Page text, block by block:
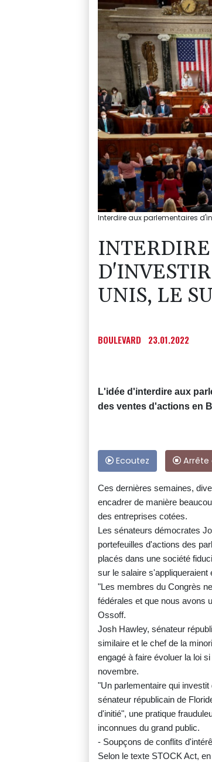
Interdire aux parlementaires
UNIS, LE
BOULEVARD 23.01.2022
L'idée d'interdire aux
des ventes d'actions en
Ecoutez
Ces dernières semaines,
encadrer de manière
des entreprises cotées.
Les sénateurs démocrates
portefeuilles d'actions des
placés dans une société
sur le salaire s'appliqueraient
"Les membres du Congrès
fédérales et que nous avons
Ossoff.
Josh Hawley, sénateur
similaire et le chef de la
engagé à faire évoluer la loi
novembre.
"Un parlementaire qui
sénateur républicain de
d'initié", une pratique
inconnues du grand public.
- Soupçons de conflits
Selon le texte STOCK Act,